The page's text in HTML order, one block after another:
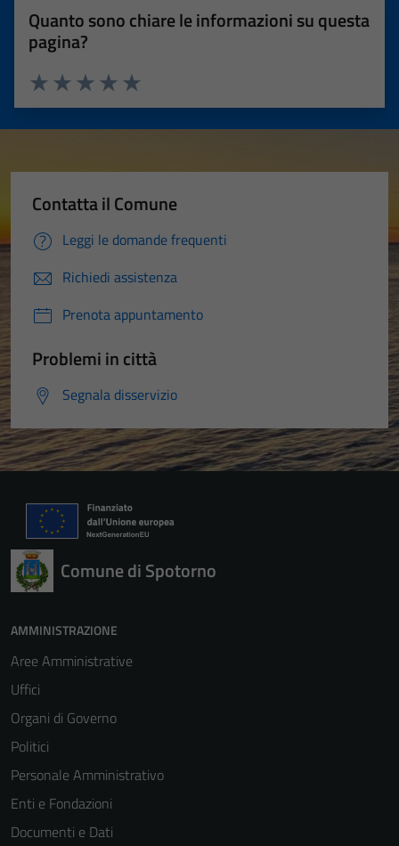
Quanto sono chiare le informazioni su questa
pagina?
Valuta 5 stelle su 5
Valuta 4 stelle su 5
Valuta 3 stelle su 5
Valuta 2 stelle su 5
Valuta 1 stelle su 5
Contatta il Comune
Leggi le domande frequenti
Richiedi assistenza
Prenota appuntamento
Problemi in città
Segnala disservizio
Comune di Spotorno
AMMINISTRAZIONE
Aree Amministrative
Uffici
Organi di Governo
Politici
Personale Amministrativo
Enti e Fondazioni
Documenti e Dati